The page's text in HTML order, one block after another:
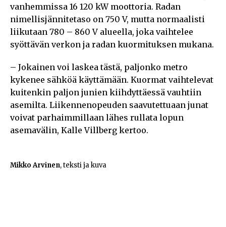
vanhemmissa 16 120 kW moottoria. Radan
nimellisjännitetaso on 750 V, mutta normaalisti
liikutaan 780 – 860 V alueella, joka vaihtelee
syöttävän verkon ja radan kuormituksen mukana.
– Jokainen voi laskea tästä, paljonko metro
kykenee sähköä käyttämään. Kuormat vaihtelevat
kuitenkin paljon junien kiihdyttäessä vauhtiin
asemilta. Liikennenopeuden saavutettuaan junat
voivat parhaimmillaan lähes rullata lopun
asemavälin, Kalle Villberg kertoo.
Mikko Arvinen, teksti ja kuva